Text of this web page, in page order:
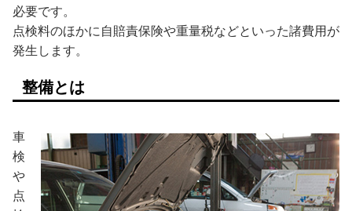
必要です。
点検料のほかに自賠責保険や重量税などといった諸費用が
発生します。
整備とは
車
検
や
点